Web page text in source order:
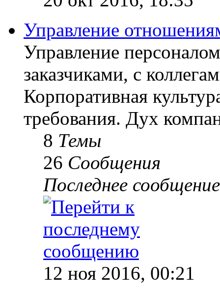
Управление
Управление
заказчиками, с
Корпоративная
требования. Дух
8 Темы
26 Сообщения
Последнее сообщение
12 ноя 2016, 00:21